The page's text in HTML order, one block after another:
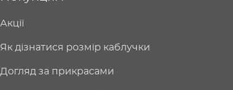
Акції
Як дізнатися розмір каблучки
Догляд за прикрасами